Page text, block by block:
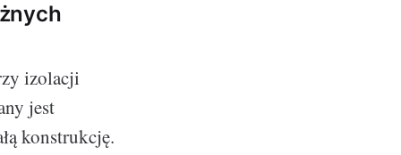
izolacji
jest
konstrukcję.